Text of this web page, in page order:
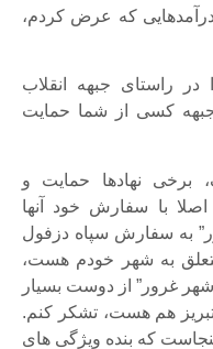
درآمدهایی که عرض کردم،
در راستای جبهه انقلاب
جبهه کسی از شما حمایت
برخی نهادها حمایت و
اصلا با سفارش خود آنها
به سفارش سپاه دزفول
به شهر خودم هست،
غرور” از دوست بسیار
هم هست، تشکر کنم.
که بنده ویژگی های